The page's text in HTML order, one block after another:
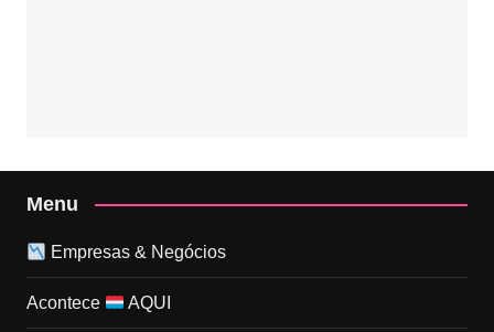
Menu
Empresas & Negócios
Acontece AQUI